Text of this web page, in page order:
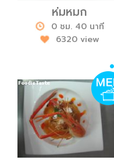
ห่มหมก
0 ชม. 40 นาที
6320 view